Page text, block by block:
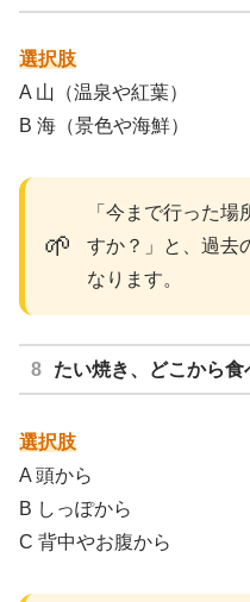
選択肢
A 山（温泉や紅葉）
B 海（景色や海鮮）
🌱
「今まで行った
すか？」と、過去
なります。
たい焼き、どこから食
選択肢
A 頭から
B しっぽから
C 背中やお腹から